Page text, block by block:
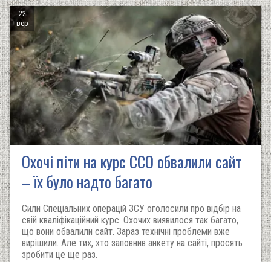
22
вер
Охочі піти на курс ССО обвалили сайт
– їх було надто багато
Сили Спеціальних операцій ЗСУ оголосили про відбір на
свій кваліфікаційний курс. Охочих виявилося так багато,
що вони обвалили сайт. Зараз технічні проблеми вже
вирішили. Але тих, хто заповнив анкету на сайті, просять
зробити це ще раз.